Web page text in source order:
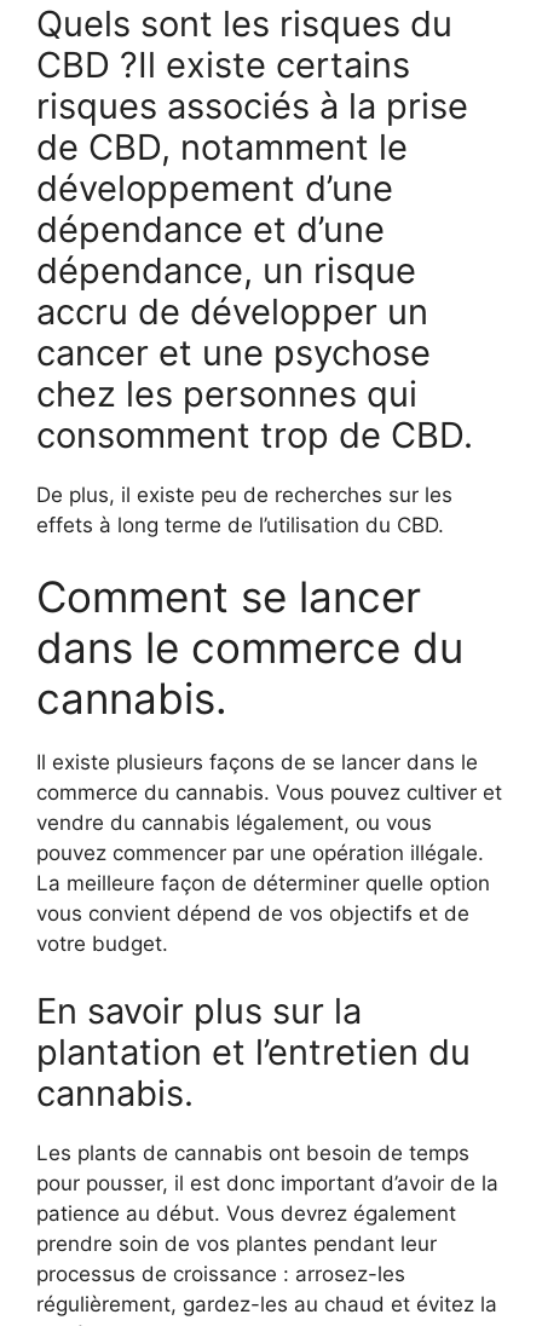
Quels sont les risques du
CBD ?Il existe certains
risques associés à la prise
de CBD, notamment le
développement d’une
dépendance et d’une
dépendance, un risque
accru de développer un
cancer et une psychose
chez les personnes qui
consomment trop de CBD.
De plus, il existe peu de recherches sur les
effets à long terme de l’utilisation du CBD.
Comment se lancer
dans le commerce du
cannabis.
Il existe plusieurs façons de se lancer dans le
commerce du cannabis. Vous pouvez cultiver et
vendre du cannabis légalement, ou vous
pouvez commencer par une opération illégale.
La meilleure façon de déterminer quelle option
vous convient dépend de vos objectifs et de
votre budget.
En savoir plus sur la
plantation et l’entretien du
cannabis.
Les plants de cannabis ont besoin de temps
pour pousser, il est donc important d’avoir de la
patience au début. Vous devrez également
prendre soin de vos plantes pendant leur
processus de croissance : arrosez-les
régulièrement, gardez-les au chaud et évitez la